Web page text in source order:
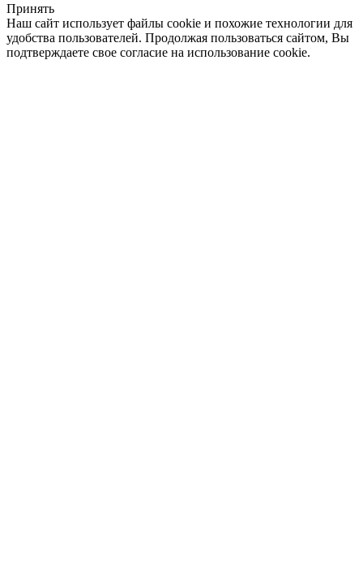
Принять
Наш сайт использует файлы cookie и похожие технологии для
удобства пользователей. Продолжая пользоваться сайтом, Вы
подтверждаете свое согласие на использование cookie.